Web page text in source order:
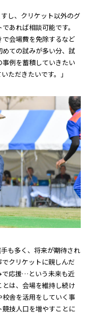
し、クリケット以外のグ
あれば相談可能です。
会場費を免除するなど
ての試みが多い分、試
例を蓄積していきたい
ただきたいです。」
も多く、将来が期待され
クリケットに親しんだ
で応援…という未来も近
は、会場を維持し続け
舎を活用をしていく事
技人口を増やすことに